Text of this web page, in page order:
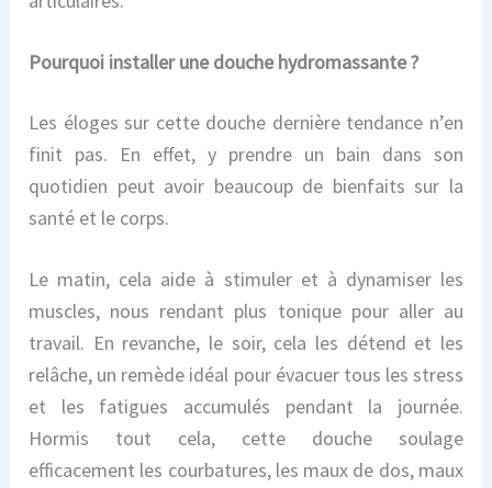
Pourquoi installer une douche hydromassante ?
Les éloges sur cette douche dernière tendance n’en
finit pas. En effet, y prendre un bain dans son
quotidien peut avoir beaucoup de bienfaits sur la
santé et le corps.
Le matin, cela aide à stimuler et à dynamiser les
muscles, nous rendant plus tonique pour aller au
travail. En revanche, le soir, cela les détend et les
relâche, un remède idéal pour évacuer tous les stress
et les fatigues accumulés pendant la journée.
Hormis tout cela, cette douche soulage
efficacement les courbatures, les maux de dos, maux